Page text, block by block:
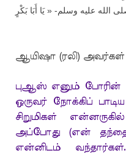
الله عليه وسلم- « يَا أَبَا بَكْرٍ
ஆயிஷா (ரலி) அவர்கள்
புஆஸ் எனும் போரின்
ஒருவர் நோக்கிப்
சிறுமிகள்
அப்போது (என்
என்னிடம்